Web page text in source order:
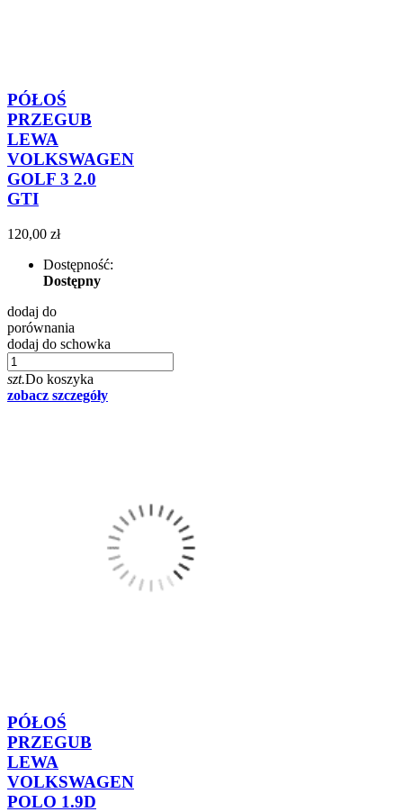
PÓŁOŚ
PRZEGUB
LEWA
VOLKSWAGEN
GOLF 3 2.0
GTI
120,00 zł
Dostępność:
Dostępny
dodaj do
porównania
dodaj do schowka
szt.Do koszyka
zobacz szczegóły
PÓŁOŚ
PRZEGUB
LEWA
VOLKSWAGEN
POLO 1.9D